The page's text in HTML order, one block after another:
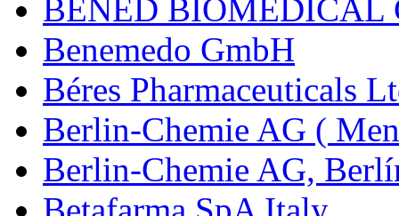
BENED BIOMEDICAL
Benemedo GmbH
Béres Pharmaceuticals
Berlin-Chemie AG (
Berlin-Chemie AG,